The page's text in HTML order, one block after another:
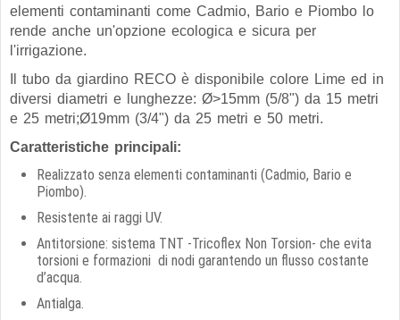
elementi contaminanti come Cadmio, Bario e Piombo lo
rende anche un'opzione ecologica e sicura per
l'irrigazione.
Il tubo da giardino RECO è disponibile colore Lime ed in
diversi diametri e lunghezze: Ø>15mm (5/8") da 15 metri
e 25 metri;Ø19mm (3/4") da 25 metri e 50 metri.
Caratteristiche principali:
Realizzato senza elementi contaminanti (Cadmio, Bario e
Piombo).
Resistente ai raggi UV.
Antitorsione: sistema TNT -Tricoflex Non Torsion- che evita
torsioni e formazioni di nodi garantendo un flusso costante
d’acqua.
Antialga.